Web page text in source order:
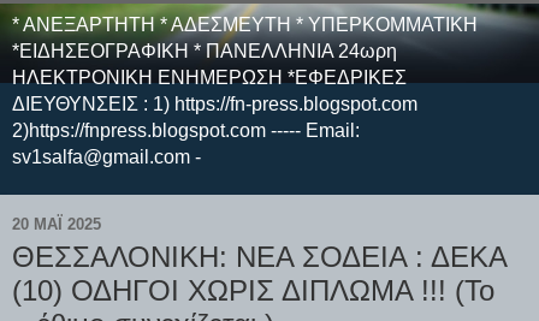
* ΑΝΕΞΑΡΤΗΤΗ * ΑΔΕΣΜΕΥΤΗ * ΥΠΕΡΚΟΜΜΑΤΙΚΗ
*ΕΙΔΗΣΕΟΓΡΑΦΙΚΗ * ΠΑΝΕΛΛΗΝΙΑ 24ωρη
ΗΛΕΚΤΡΟΝΙΚΗ ΕΝΗΜΕΡΩΣΗ *ΕΦΕΔΡΙΚΕΣ
ΔΙΕΥΘΥΝΣΕΙΣ : 1) https://fn-press.blogspot.com
2)https://fnpress.blogspot.com ----- Email:
sv1salfa@gmail.com -
20 ΜΑΪ́ 2025
ΘΕΣΣΑΛΟΝΙΚΗ: ΝΕΑ ΣΟΔΕΙΑ : ΔΕΚΑ
(10) ΟΔΗΓΟΙ ΧΩΡΙΣ ΔΙΠΛΩΜΑ !!! (Το